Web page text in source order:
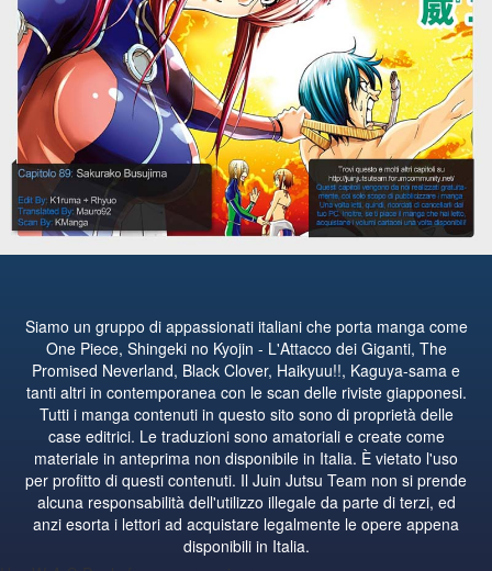
Siamo un gruppo di appassionati italiani che porta manga come
One Piece, Shingeki no Kyojin - L'Attacco dei Giganti, The
Promised Neverland, Black Clover, Haikyuu!!, Kaguya-sama e
tanti altri in contemporanea con le scan delle riviste giapponesi.
Tutti i manga contenuti in questo sito sono di proprietà delle
case editrici. Le traduzioni sono amatoriali e create come
materiale in anteprima non disponibile in Italia. È vietato l'uso
per profitto di questi contenuti. Il Juin Jutsu Team non si prende
alcuna responsabilità dell'utilizzo illegale da parte di terzi, ed
anzi esorta i lettori ad acquistare legalmente le opere appena
disponibili in Italia.